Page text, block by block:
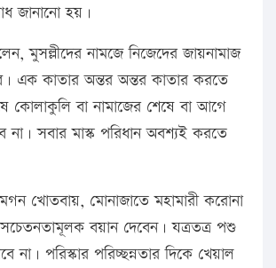
জানানো হয়।
মুসল্লীদের নামজে নিজেদের জায়নামাজ
এক কাতার অন্তর অন্তর কাতার করতে
কোলাকুলি বা নামাজের শেষে বা আগে
না। সবার মাস্ক পরিধান অবশ্যই করতে
খোতবায়, মোনাজাতে মহামারী করোনা
বয়ান দেবেন। যত্রতত্র পশু
না। পরিস্কার পরিচ্ছন্নতার দিকে খেয়াল